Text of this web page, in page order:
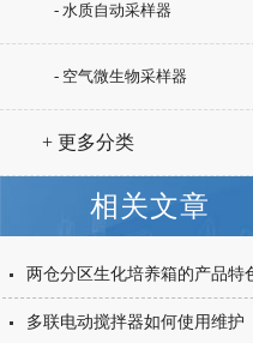
- 水质自动采样器
- 空气微生物采样器
+ 更多分类
相关文章
两仓分区生化培养箱的产品特
多联电动搅拌器如何使用维护